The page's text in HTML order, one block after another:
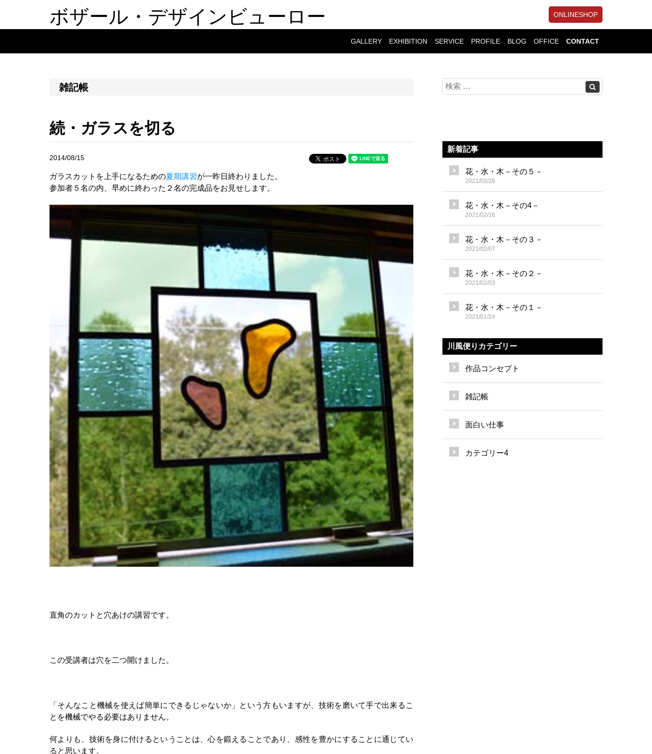
ボザール・デザインビューロー ONLINESHOP
GALLERY EXHIBITION SERVICE PROFILE BLOG OFFICE CONTACT
雑記帳
続・ガラスを切る
2014/08/15
ガラスカットを上手になるための夏期講習が一昨日終わりました。
参加者５名の内、早めに終わった２名の完成品をお見せします。
直角のカットと穴あけの講習です。
この受講者は穴を二つ開けました。
「そんなこと機械を使えば簡単にできるじゃないか」という方もいますが、技術を磨いて手で出来るこ
とを機械でやる必要はありません。
何よりも、技術を身に付けるということは、心を鍛えることであり、感性を豊かにすることに通じてい
ると思います。
新着記事
花・水・木－その５－
2021/02/26
花・水・木－その4－
2021/02/16
花・水・木－その３－
2021/02/07
花・水・木－その２－
2021/02/03
花・水・木－その１－
2021/01/24
川風便りカテゴリー
作品コンセプト
雑記帳
面白い仕事
カテゴリー4